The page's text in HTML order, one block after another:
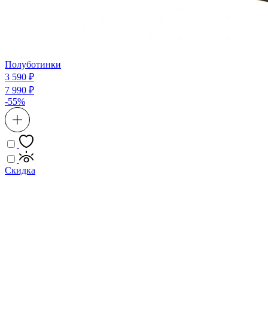
Полуботинки
3 590 ₽
7 990 ₽
-55%
Скидка